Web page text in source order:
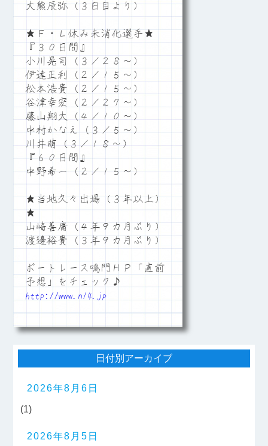
大熊辰弥（３日目より）
★Ｆ・Ｌ休み未消化選手★
『３０日間』
小川晃司（３／２８～）
伊達正利（２／１５～）
松本浩貴（２／１５～）
谷津幸宏（２／２７～）
藤山翔大（４／１０～）
中村かなえ（３／５～）
川井萌（３／１８～）
『６０日間』
中野希一（２／１５～）
★当地久々出場（３年以上）
★
山崎善庸（４年９カ月ぶり）
渡邊裕貴（３年９カ月ぶり）
ボートレース鳴門ＨＰ「直前
予想」をチェック♪
http://www.n14.jp
日付別アーカイブ
2026年8月6日
(1)
2026年8月5日